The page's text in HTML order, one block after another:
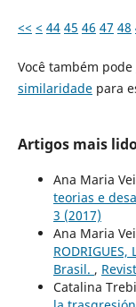
<< < 44 45 46 47 48
Você também pode
similaridadepara
Artigos mais
Ana Maria
teorias e
3 (2017)
Ana Maria
Brasil. ,
Catalina